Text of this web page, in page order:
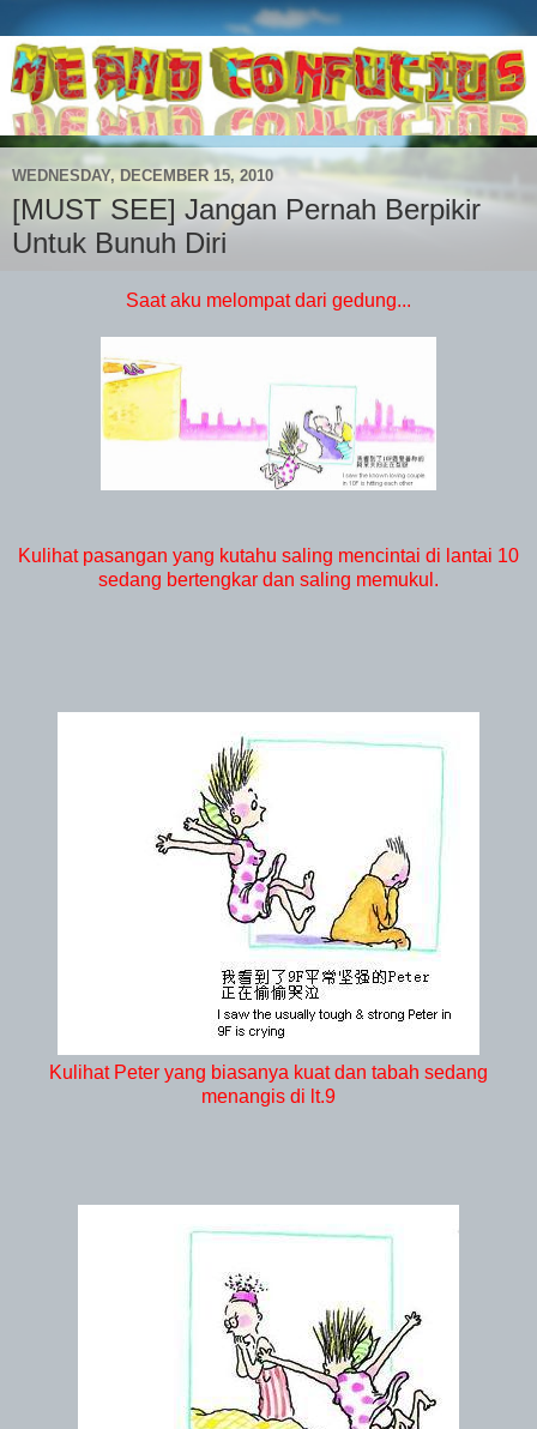
WEDNESDAY, DECEMBER 15, 2010
[MUST SEE] Jangan Pernah Berpikir
Untuk Bunuh Diri
Saat aku melompat dari gedung...
Kulihat pasangan yang kutahu saling mencintai di lantai 10
sedang bertengkar dan saling memukul.
Kulihat Peter yang biasanya kuat dan tabah sedang
menangis di lt.9